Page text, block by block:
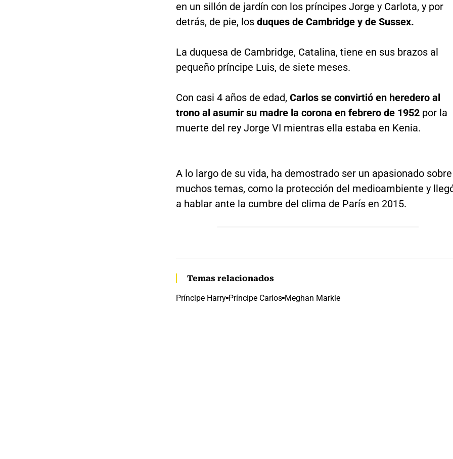
en un sillón de jardín con los príncipes Jorge y Carlota, y por
detrás, de pie, los duques de Cambridge y de Sussex.
La duquesa de Cambridge, Catalina, tiene en sus brazos al
pequeño príncipe Luis, de siete meses.
Con casi 4 años de edad, Carlos se convirtió en heredero al
trono al asumir su madre la corona en febrero de 1952 por la
muerte del rey Jorge VI mientras ella estaba en Kenia.
A lo largo de su vida, ha demostrado ser un apasionado sobre
muchos temas, como la protección del medioambiente y
a hablar ante la cumbre del clima de París en 2015.
Temas relacionados
Príncipe Harry Príncipe Carlos Meghan Markle